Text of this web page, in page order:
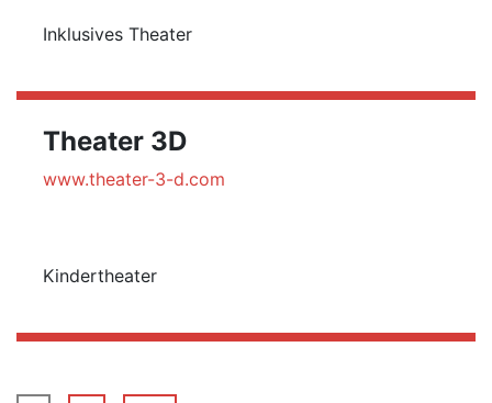
Inklusives Theater
Theater 3D
www.theater-3-d.com
Kindertheater